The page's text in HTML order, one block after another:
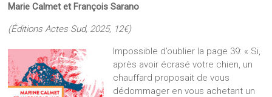
Marie Calmet et François Sarano
(Éditions Actes Sud, 2025, 12€)
Impossible d’oublier la page 39: « Si,
après avoir écrasé votre chien, un
chauffard proposait de vous
dédommager en vous achetant un